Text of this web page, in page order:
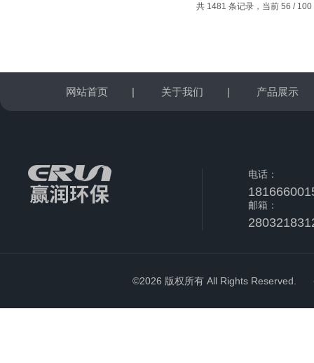
共 1481 条记录，当前 56 /
网站首页 | 关于我们 | 产品展示
电话：
邮箱：
©2026 版权所有 All Rights Reserved.